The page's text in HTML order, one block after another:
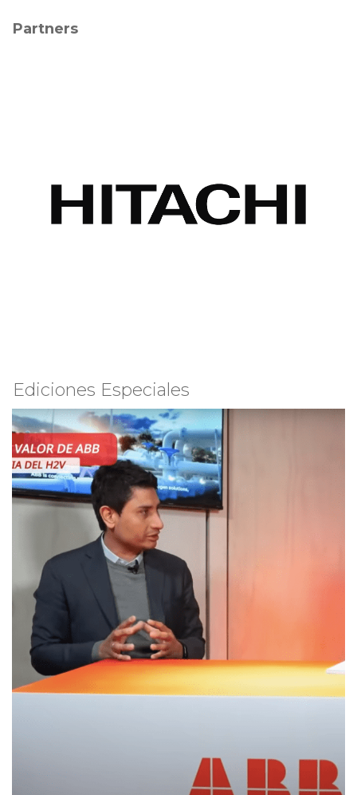
Partners
Ediciones Especiales